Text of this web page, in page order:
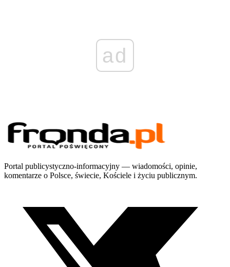
ad
Portal publicystyczno-informacyjny — wiadomości, opinie,
komentarze o Polsce, świecie, Kościele i życiu publicznym.